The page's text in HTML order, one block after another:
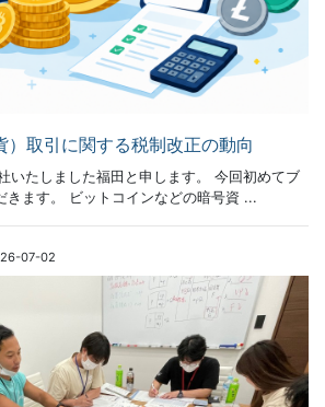
）取引に関する税制改正の動向
いたしました福田と申します。 今回初めてブ
きます。 ビットコインなどの暗号資 ...
07-02